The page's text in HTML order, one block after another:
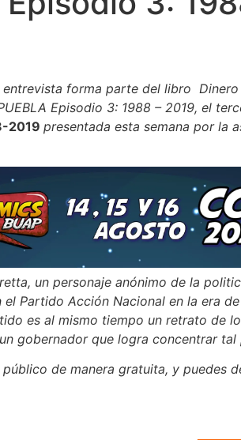
entrevista forma parte del libro
Episodio 3: 1988 – 2019, el
2019 presentada esta semana por la
un personaje anónimo de la
Partido Acción Nacional en la era
es al mismo tiempo un retrato de
gobernador que logra concentrar
de manera gratuita, y puedes